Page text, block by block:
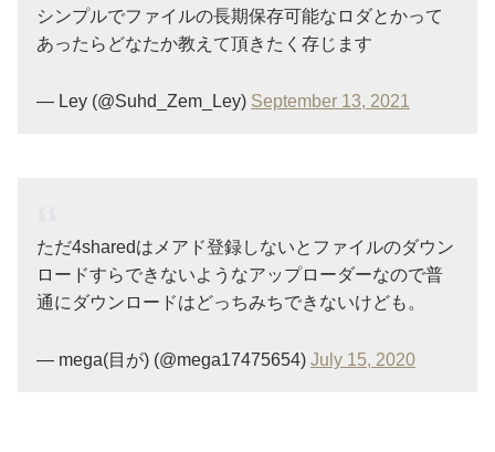
シンプルでファイルの長期保存可能なロダとかって
あったらどなたか教えて頂きたく存じます
— Ley (@Suhd_Zem_Ley) September 13, 2021
ただ4sharedはメアド登録しないとファイルのダウン
ロードすらできないようなアップローダーなので普
通にダウンロードはどっちみちできないけども。
— mega(目が) (@mega17475654) July 15, 2020